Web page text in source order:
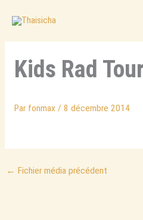
contenu
Kids Rad
Par fonmax / 8 décembre 2014
← Fichier média précédent